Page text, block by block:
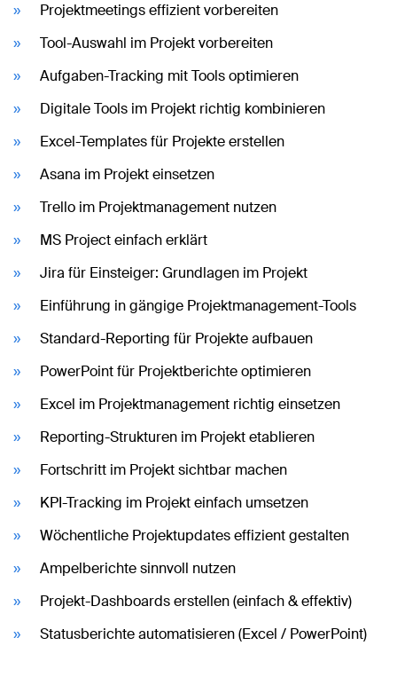
Projektmeetings effizient vorbereiten
Tool-Auswahl im Projekt vorbereiten
Aufgaben-Tracking mit Tools optimieren
Digitale Tools im Projekt richtig kombinieren
Excel-Templates für Projekte erstellen
Asana im Projekt einsetzen
Trello im Projektmanagement nutzen
MS Project einfach erklärt
Jira für Einsteiger: Grundlagen im Projekt
Einführung in gängige Projektmanagement-Tools
Standard-Reporting für Projekte aufbauen
PowerPoint für Projektberichte optimieren
Excel im Projektmanagement richtig einsetzen
Reporting-Strukturen im Projekt etablieren
Fortschritt im Projekt sichtbar machen
KPI-Tracking im Projekt einfach umsetzen
Wöchentliche Projektupdates effizient gestalten
Ampelberichte sinnvoll nutzen
Projekt-Dashboards erstellen (einfach & effektiv)
Statusberichte automatisieren (Excel / PowerPoint)